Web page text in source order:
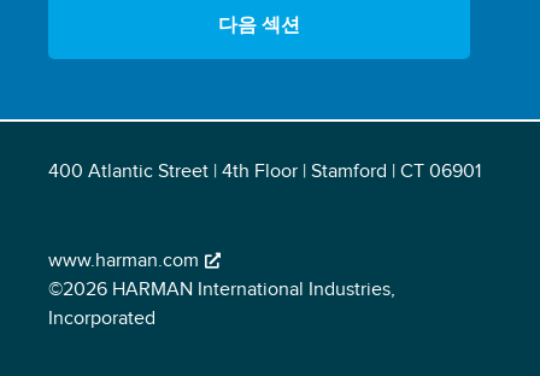
다음 섹션
400 Atlantic Street | 4th Floor | Stamford | CT 06901
www.harman.com
©2026 HARMAN International Industries,
Incorporated